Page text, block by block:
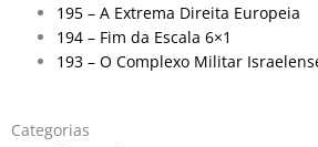
195 – A Extrema Direita Europeia
194 – Fim da Escala 6×1
193 – O Complexo Militar
Categorias